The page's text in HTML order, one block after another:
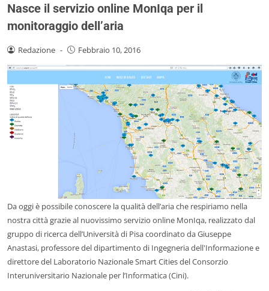
Nasce il servizio online MonIqa per il
monitoraggio dell’aria
Redazione - Febbraio 10, 2016
Da oggi è possibile conoscere la qualità dell’aria che respiriamo nella
nostra città grazie al nuovissimo servizio online MonIqa, realizzato dal
gruppo di ricerca dell’Università di Pisa coordinato da Giuseppe
Anastasi, professore del dipartimento di Ingegneria dell'Informazione e
direttore del Laboratorio Nazionale Smart Cities del Consorzio
Interuniversitario Nazionale per l’Informatica (Cini).